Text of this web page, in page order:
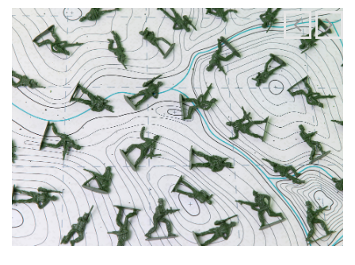
A integração das forças armadas na repressão
imigratória
24/06/2025 11:33 |Editores
O governo Trump vem articulando uma inédita e ampla
mobilização da Guarda Nacional para atuar diretamente em
operações de fiscalização migratória no interior dos Estados